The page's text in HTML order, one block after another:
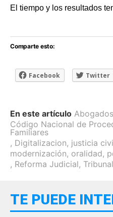
El tiempo y los resultados
Comparte esto:
Facebook Twitter
En este artículo Abogados
Código Nacional de
Familiares
, Digitalizacion, justicia
modernización, oralidad,
, Reforma Judicial,
TE PUEDE